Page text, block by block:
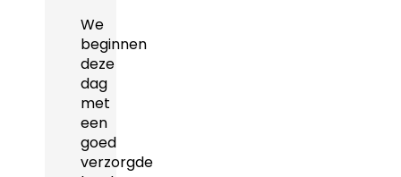
We
beginnen
deze
dag
met
een
goed
verzorgde